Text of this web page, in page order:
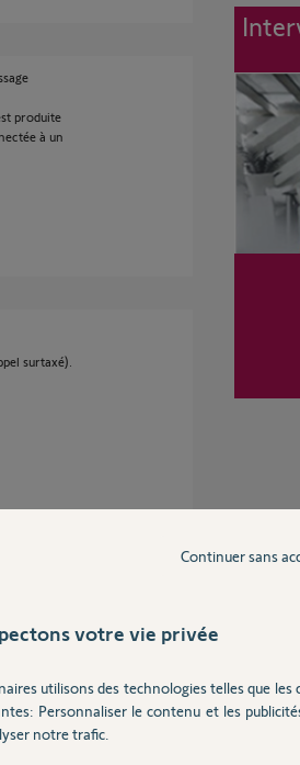
produite
à un
surtaxé).
votre vie privée
utilisons des technologies telles que les
Personnaliser le contenu et les
notre trafic.
Continuer sans